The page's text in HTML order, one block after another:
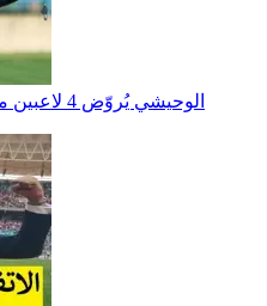
الوحيشي يُروّض 4 لاعبين ممتازين من الدوري التونسي